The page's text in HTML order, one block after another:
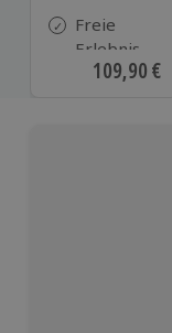
Freie
Erlebnis-
Auswahl
Aktueller
109,90 €